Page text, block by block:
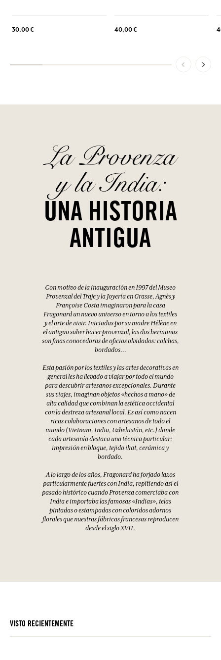
30,00 € 40,00 €
La Provenza
y la India:
UNA HISTORIA
ANTIGUA
Con motivo de la inauguración en 1997 del Museo
Provenzal del Traje y la Joyería en Grasse, Agnès y
Françoise Costa imaginaron para la casa
Fragonard un nuevo universo en torno a los textiles
y el arte de vivir. Iniciadas por su madre Hélène en
el antiguo saber hacer provenzal, las dos hermanas
son finas conocedoras de oficios olvidados: colchas,
bordados...
Esta pasión por los textiles y las artes decorativas en
general les ha llevado a viajar por todo el mundo
para descubrir artesanos excepcionales. Durante
sus viajes, imaginan objetos «hechos a mano» de
alta calidad que combinan la estética occidental
con la destreza artesanal local. Es así como nacen
ricas colaboraciones con artesanos de todo el
mundo (Vietnam, India, Uzbekistán, etc.) donde
cada artesanía destaca una técnica particular:
impresión en bloque, tejido ikat, cerámica y
bordado.
A lo largo de los años, Fragonard ha forjado lazos
particularmente fuertes con India, repitiendo así el
pasado histórico cuando Provenza comerciaba con
India e importaba las famosas «Indias», telas
pintadas o estampadas con coloridos adornos
florales que nuestras fábricas francesas reproducen
desde el siglo XVII.
VISTO RECIENTEMENTE